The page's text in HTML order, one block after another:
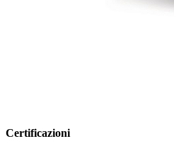
Certificazioni